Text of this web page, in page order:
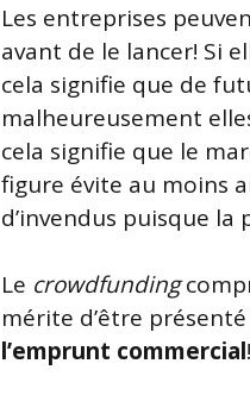
Les entreprises
avant de le lancer! Si
cela signifie que de
malheureusement
cela signifie que le
figure évite au moins
d’invendus puisque
Le crowdfunding
mérite d’être
l’emprunt commercial!